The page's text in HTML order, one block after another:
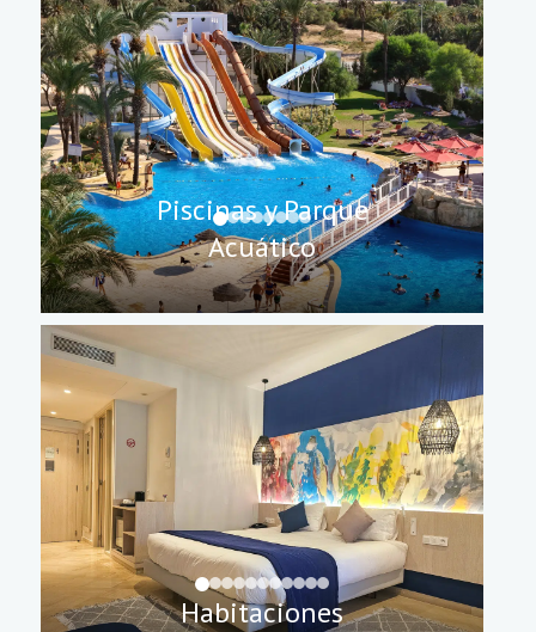
Piscinas y Parque
Acuático
Habitaciones